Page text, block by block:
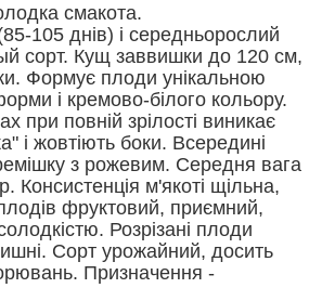
смакота.
105 днів) і середньорослий
сорт. Кущ заввишки до 120 см,
Формує плоди унікальною
і кремово-білого кольору.
при повній зрілості виникає
і жовтіють боки. Всередині
з рожевим. Середня вага
Консистенція м'якоті щільна,
фруктовий, приємний,
Розрізані плоди
Сорт урожайний, досить
Призначення -